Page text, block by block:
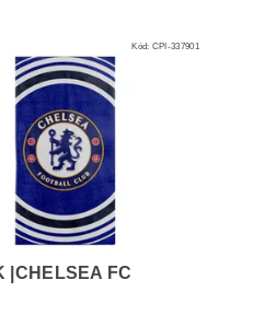
Kód: CPI-337901
|CHELSEA FC